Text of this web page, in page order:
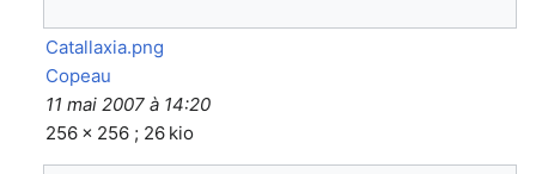
Catallaxia.png
Copeau
11 mai 2007 à 14:20
256 × 256 ; 26 kio